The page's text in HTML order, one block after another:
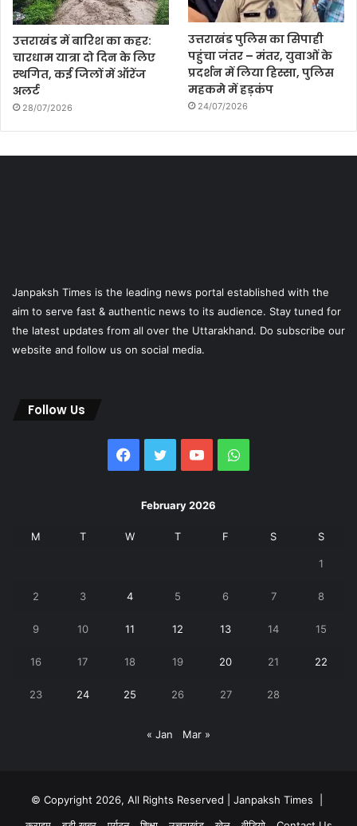
उत्तराखंड में बारिश का कहर:
चारधाम यात्रा दो दिन के लिए
स्थगित, कई जिलों में ऑरेंज
अलर्ट
28/07/2026
उत्तराखंड पुलिस का सिपाही
पहुंचा जंतर – मंतर, युवाओं के
प्रदर्शन में लिया हिस्सा, पुलिस
महकमे में हड़कंप
24/07/2026
Janpaksh Times is the leading news portal established with the
aim to serve fast & authentic news to its audience. Stay tuned for
the latest updates from all over the Uttarakhand. Do subscribe our
website and follow us on social media.
Follow Us
Facebook
Twitter YouTubeWhatsApp
February 2026
M T W T F S S
1
2 3 4 5 6 7 8
9 10 11 12 13 14 15
16 17 18 19 20 21 22
23 24 25 26 27 28
« Jan Mar »
© Copyright 2026, All Rights Reserved | Janpaksh Times |